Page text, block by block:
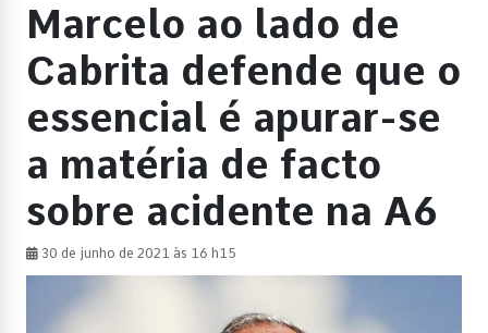
Marcelo ao lado de
Cabrita defende que o
essencial é apurar-se
a matéria de facto
sobre acidente na A6
30 de junho de 2021 às 16 h15